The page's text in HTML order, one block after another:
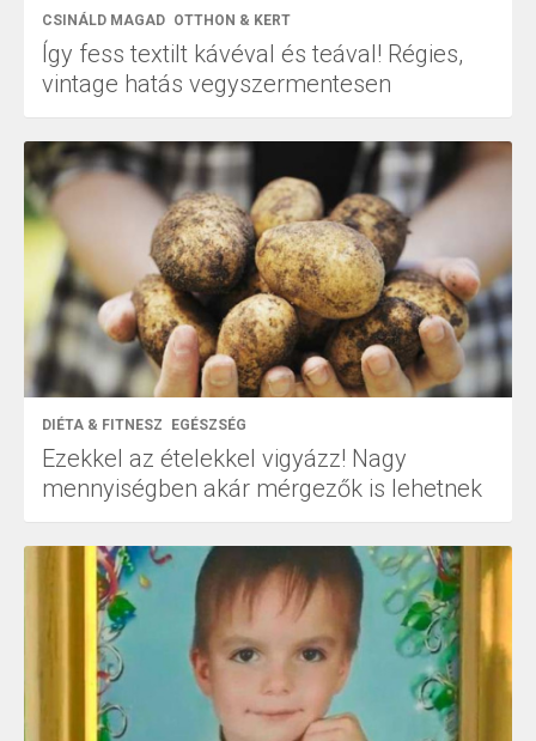
CSINÁLD MAGAD OTTHON & KERT
Így fess textilt kávéval és teával! Régies,
vintage hatás vegyszermentesen
DIÉTA & FITNESZ EGÉSZSÉG
Ezekkel az ételekkel vigyázz! Nagy
mennyiségben akár mérgezők is lehetnek